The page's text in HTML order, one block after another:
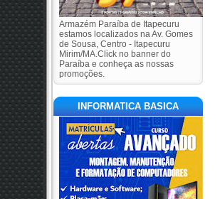
Armazém Paraíba de Itapecuru
estamos localizados na Av. Gomes
de Sousa, Centro - Itapecuru
Mirim/MA.Click no banner do
Paraíba e conheça as nossas
promoções.
INFORMATICA BASICA